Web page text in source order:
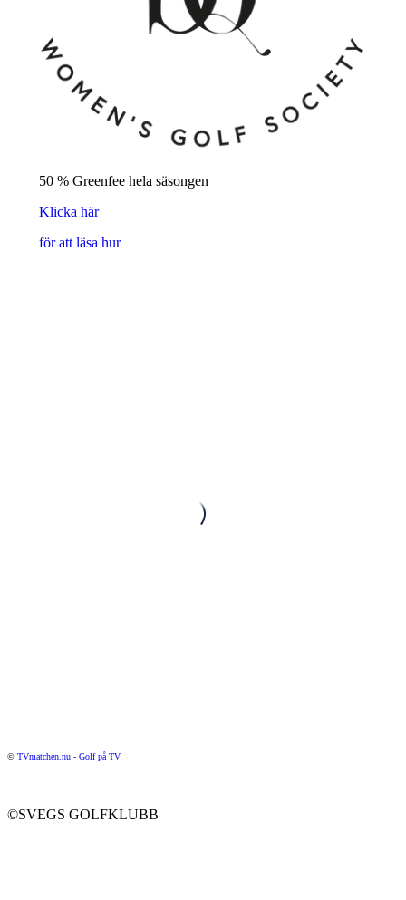
50 % Greenfee hela säsongen
Klicka här
för att läsa hur
© TVmatchen.nu - Golf på TV
©SVEGS GOLFKLUBB